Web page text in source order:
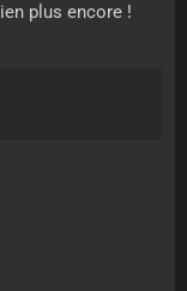
plus encore !